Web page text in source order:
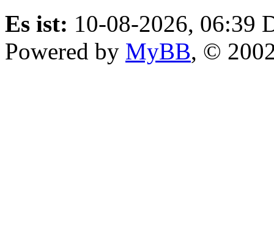
Es ist: 10-08-2026, 06:39
Powered by MyBB, ©